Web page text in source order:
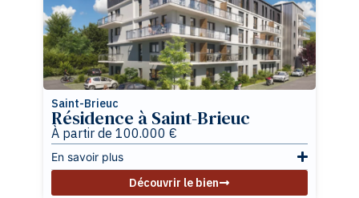
Saint-Brieuc
Résidence à Saint-Brieuc
À partir de 100.000 €
En savoir plus
Découvrir le bien